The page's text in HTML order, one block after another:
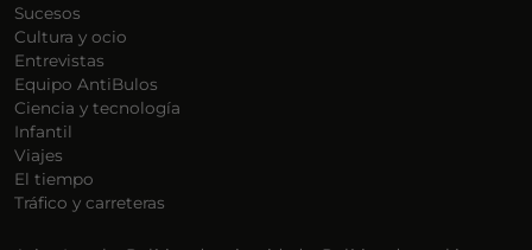
Sucesos
Cultura y ocio
Entrevistas
Equipo AntiBulos
Ciencia y tecnología
Infantil
Viajes
El tiempo
Tráfico y carreteras